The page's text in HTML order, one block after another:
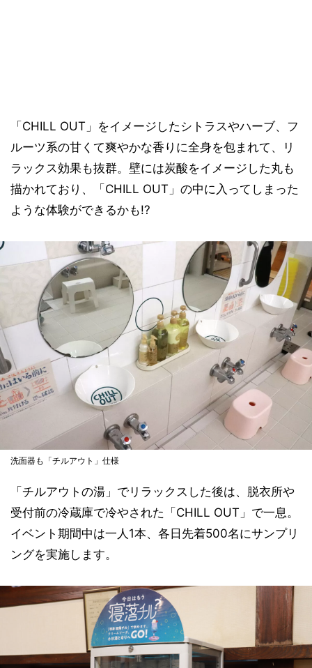
「CHILL OUT」をイメージしたシトラスやハーブ、フ
ルーツ系の甘くて爽やかな香りに全身を包まれて、リ
ラックス効果も抜群。壁には炭酸をイメージした丸も
描かれており、「CHILL OUT」の中に入ってしまった
ような体験ができるかも!?
洗面器も「チルアウト」仕様
「チルアウトの湯」でリラックスした後は、脱衣所や
受付前の冷蔵庫で冷やされた「CHILL OUT」で一息。
イベント期間中は一人1本、各日先着500名にサンプリ
ングを実施します。